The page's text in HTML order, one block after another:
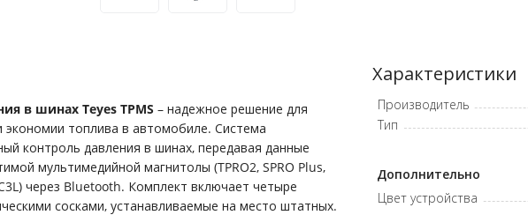
в шинах Teyes TPMS – надежное решение для
топлива в автомобиле. Система
контроль давления в шинах, передавая данные
мультимедийной магнитолы (TPRO2, SPRO Plus,
через Bluetooth. Комплект включает четыре
сосками, устанавливаемые на место штатных.
Характеристики
Производитель
Тип
Дополнительно
Цвет устройства